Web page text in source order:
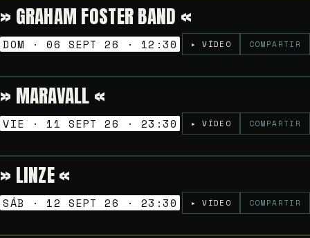
VERMUT SESSION
» GRAHAM FOSTER BAND «
DOM · 06 SEPT 26 · 12:30 ▸ VÍDEO COMPARTIR
NOCHES GOLFAS
» MARAVALL «
VIE · 11 SEPT 26 · 23:30 ▸ VÍDEO COMPARTIR
NOCHES GOLFAS
» LINZE «
SÁB · 12 SEPT 26 · 23:30 ▸ VÍDEO COMPARTIR